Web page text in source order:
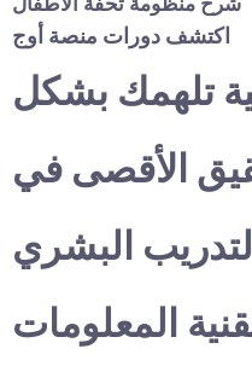
اكتشف دورات منصة أوج
تلهمك بشكل
الأقصى في
البشري
المعلومات